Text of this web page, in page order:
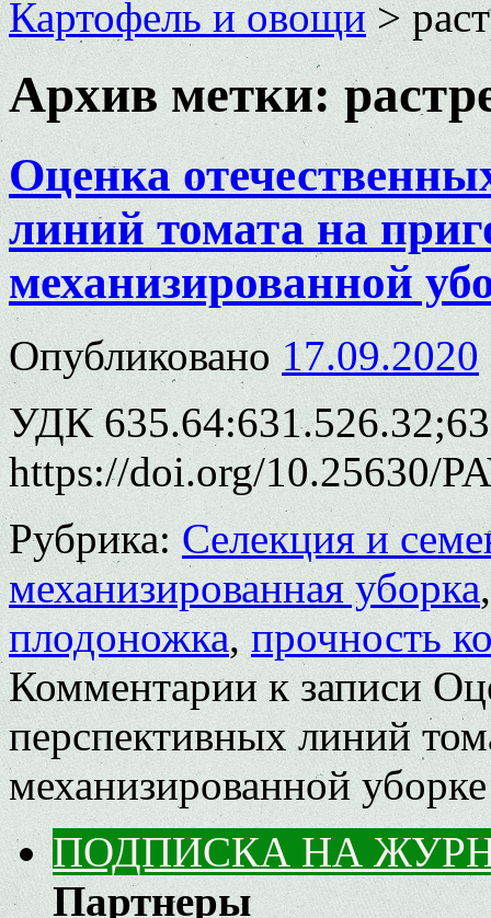
Картофель и овощи>
Архив метки:
Оценка
линий томата на
механизированной
Опубликовано 17.09.2020
УДК
https://doi.org/10.25630/
Рубрика: Селекция и
механизированная уборка
плодоножка,прочность
Комментариик записи
перспективных линий
механизированной уборке
ПОДПИСКА НА
Партнеры